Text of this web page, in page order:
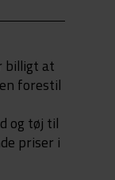
billigt at
forestil
og tøj til
priser i